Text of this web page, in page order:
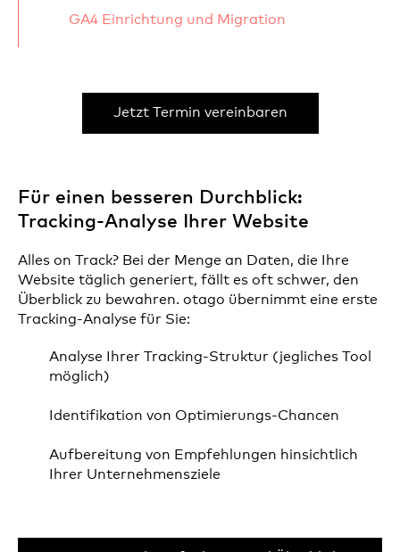
GA4 Einrichtung und Migration
Jetzt Termin vereinbaren
Für einen besseren Durchblick:
Tracking-Analyse Ihrer Website
Alles on Track? Bei der Menge an Daten, die Ihre
Website täglich generiert, fällt es oft schwer, den
Überblick zu bewahren. otago übernimmt eine erste
Tracking-Analyse für Sie:
Analyse Ihrer Tracking-Struktur (jegliches Tool
möglich)
Identifikation von Optimierungs-Chancen
Aufbereitung von Empfehlungen hinsichtlich
Ihrer Unternehmensziele